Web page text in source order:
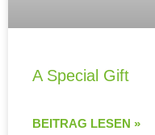
A Special Gift
BEITRAG LESEN »